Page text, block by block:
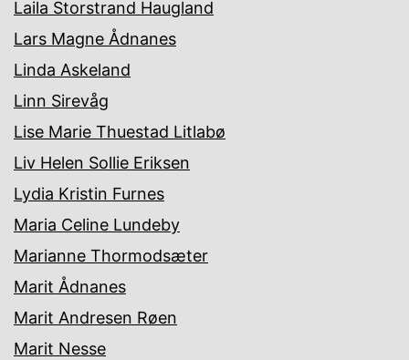
Laila Storstrand Haugland
Lars Magne Ådnanes
Linda Askeland
Linn Sirevåg
Lise Marie Thuestad Litlabø
Liv Helen Sollie Eriksen
Lydia Kristin Furnes
Maria Celine Lundeby
Marianne Thormodsæter
Marit Ådnanes
Marit Andresen Røen
Marit Nesse